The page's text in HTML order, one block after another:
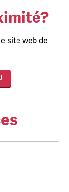
site web de